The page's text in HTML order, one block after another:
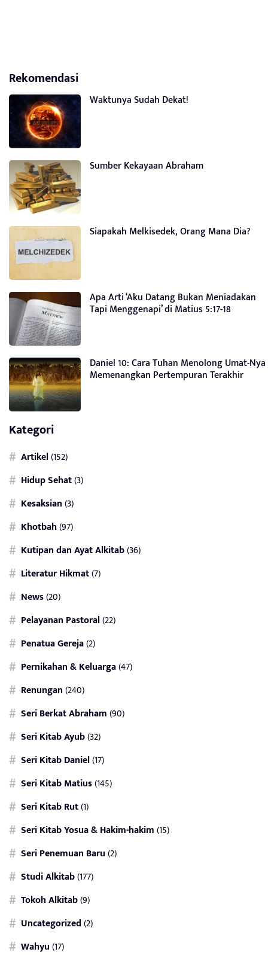
Rekomendasi
Waktunya Sudah Dekat!
Sumber Kekayaan Abraham
Siapakah Melkisedek, Orang Mana Dia?
Apa Arti ‘Aku Datang Bukan Meniadakan
Tapi Menggenapi’ di Matius 5:17-18
Daniel 10: Cara Tuhan Menolong Umat-Nya
Memenangkan Pertempuran Terakhir
Kategori
Artikel(152)
Hidup Sehat(3)
Kesaksian(3)
Khotbah(97)
Kutipan dan Ayat Alkitab(36)
Literatur Hikmat(7)
News(20)
Pelayanan Pastoral(22)
Penatua Gereja(2)
Pernikahan & Keluarga(47)
Renungan(240)
Seri Berkat Abraham(90)
Seri Kitab Ayub(32)
Seri Kitab Daniel(17)
Seri Kitab Matius(145)
Seri Kitab Rut(1)
Seri Kitab Yosua & Hakim-hakim(15)
Seri Penemuan Baru(2)
Studi Alkitab(177)
Tokoh Alkitab(9)
Uncategorized(2)
Wahyu(17)